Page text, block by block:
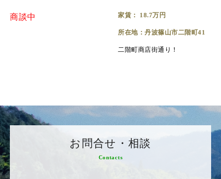
商談中 家賃： 18.7万円
所在地：丹波篠山市二階町41
二階町商店街通り！
お問合せ・相談
Contacts